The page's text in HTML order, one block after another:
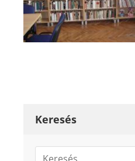
Keresés